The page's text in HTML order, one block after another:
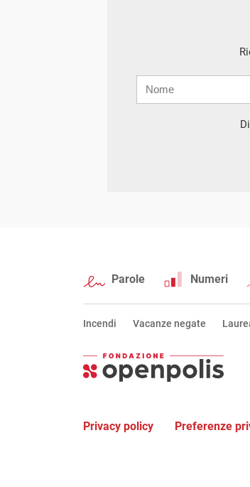
mail
Parole Numeri
Incendi Vacanze negate
Privacy policy Preferenze